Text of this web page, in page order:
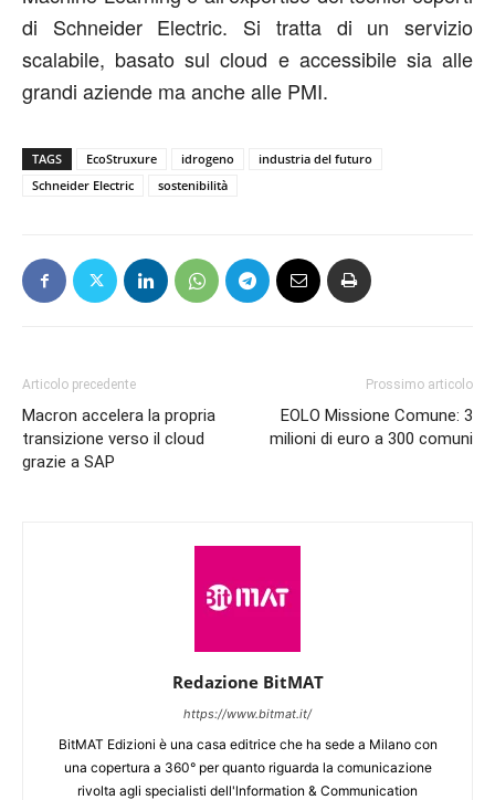
di Schneider Electric. Si tratta di un servizio
scalabile, basato sul cloud e accessibile sia alle
grandi aziende ma anche alle PMI.
TAGS EcoStruxure idrogeno
industria del futuro
Schneider Electric
sostenibilità
Articolo precedente
Macron accelera la propria
transizione verso il cloud
grazie a SAP
Prossimo articolo
EOLO Missione Comune: 3
milioni di euro a 300 comuni
Redazione BitMAT
https://www.bitmat.it/
BitMAT Edizioni è una casa editrice che ha sede a Milano con
una copertura a 360° per quanto riguarda la comunicazione
rivolta agli specialisti dell'lnformation & Communication